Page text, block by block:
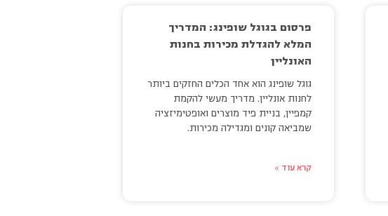
פרסום בגוגל שופינג: המדריך
המלא להגדלת מכירות בחנות
האונליין
גוגל שופינג הוא אחד הכלים החזקים ביותר
לחנות אונליין. מדריך מעשי להקמת
קמפיין, בניית פיד מוצרים ואופטימיזציה
שמביאה קונים ומגדילה מכירות.
קרא עוד »